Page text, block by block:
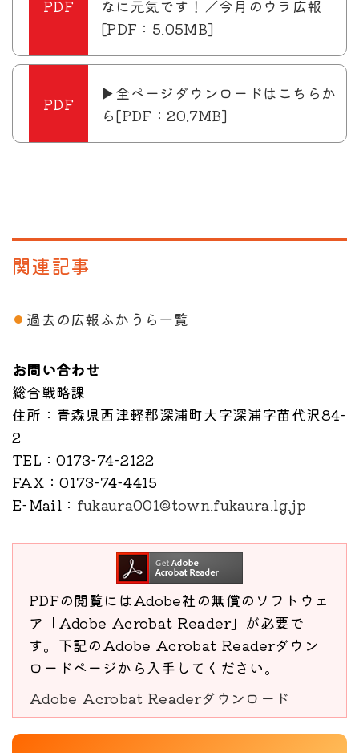
なに元気です！／今月のウラ広報
[PDF：5.05MB]
▶全ページダウンロードはこちらか
ら[PDF：20.7MB]
関連記事
過去の広報ふかうら一覧
お問い合わせ
総合戦略課
住所 ：青森県西津軽郡深浦町大字深浦字苗代沢84-
2
TEL ：0173-74-2122
FAX ：0173-74-4415
E-Mail ： fukaura001@town.fukaura.lg.jp
PDFの閲覧にはAdobe社の無償のソフトウェ
ア「Adobe Acrobat Reader」が必要で
す。下記のAdobe Acrobat Readerダウン
ロードページから入手してください。
Adobe Acrobat Readerダウンロード